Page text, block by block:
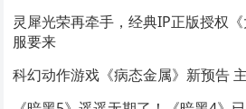
灵犀光荣再牵手，经典IP正版授权
服要来
科幻动作游戏《病态金属》新预告